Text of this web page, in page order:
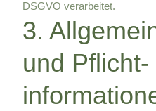
DSGVO verarbeitet.
3.
und Pflicht­